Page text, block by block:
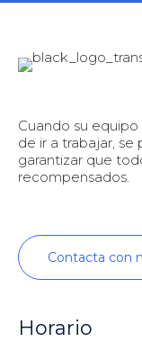
Cuando su
de ir a trabajar,
garantizar que
recompensados.
Contacta con
Horario